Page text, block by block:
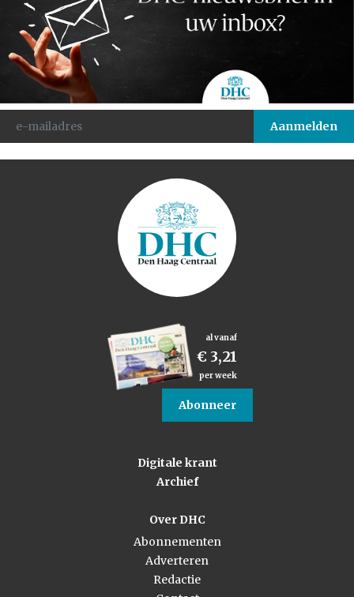
al vanaf
€ 3,21
per week
Abonneer
Digitale krant
Archief
Over DHC
Abonnementen
Adverteren
Redactie